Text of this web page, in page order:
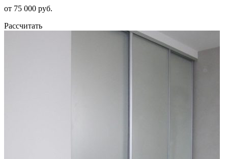
от 75 000 руб.
Рассчитать